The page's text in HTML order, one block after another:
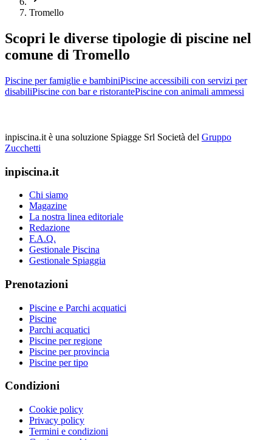
Tromello
Scopri le diverse tipologie di piscine nel
comune di Tromello
Piscine per famiglie e bambiniPiscine accessibili con servizi per
disabiliPiscine con bar e ristorantePiscine con animali ammessi
inpiscina.it è una soluzione Spiagge Srl Società del Gruppo
Zucchetti
inpiscina.it
Chi siamo
Magazine
La nostra linea editoriale
Redazione
F.A.Q.
Gestionale Piscina
Gestionale Spiaggia
Prenotazioni
Piscine e Parchi acquatici
Piscine
Parchi acquatici
Piscine per regione
Piscine per provincia
Piscine per tipo
Condizioni
Cookie policy
Privacy policy
Termini e condizioni